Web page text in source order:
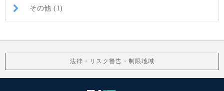
その他 (1)
法律・リスク警告・制限地域